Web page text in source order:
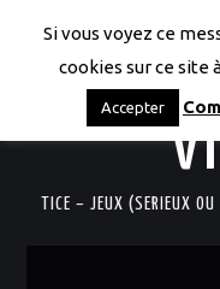
LES
TICE – JEUX (SERIEUX
Si vous voyez ce
cookies sur ce site
Accepter